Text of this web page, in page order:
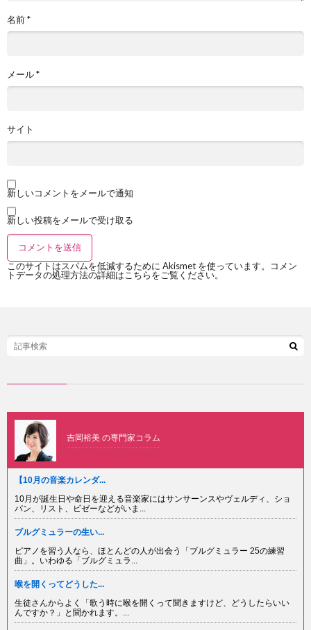
名前*
メール*
サイト
新しいコメントをメールで通知
新しい投稿をメールで受け取る
このサイトはスパムを低減するために Akismet を使っています。
コメン
トデータの処理方法の詳細はこちらをご覧ください。